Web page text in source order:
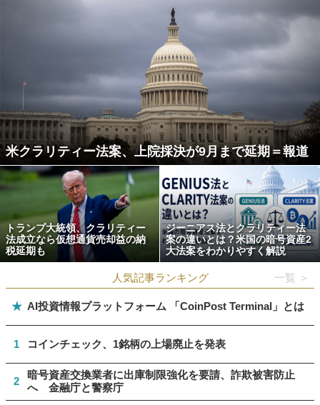
米クラリティー法案、上院採決が9月まで延期＝報道
トランプ大統領、クラリティー
法成立なら仮想通貨売却益の納
税延期も
ジーニアス法とクラリティー法
案の違いとは？米国の暗号資産2
大法案をわかりやすく解説
人気記事ランキング 一覧 ＞
★ AI投資情報プラットフォーム 「CoinPost Terminal」とは
1 コインチェック、1銘柄の上場廃止を発表
2
暗号資産交換業者に出庫制限強化を要請、詐欺被害防止
へ 金融庁と警察庁